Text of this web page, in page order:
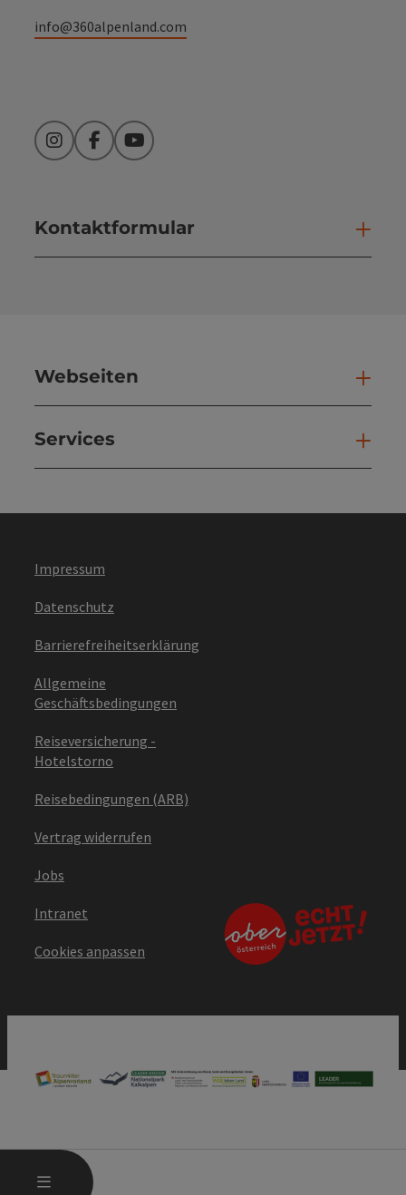
MENÜ
info@360alpenland.com
InstagramFacebookYouTube
Kontaktformular
Webseiten
Services
Impressum
Datenschutz
Barrierefreiheitserklärung
Allgemeine
Geschäftsbedingungen
Reiseversicherung -
Hotelstorno
Reisebedingungen (ARB)
Vertrag widerrufen
Jobs
Intranet
Cookies anpassen